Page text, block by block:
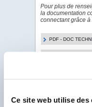
Ce site web utilise des
PDF - DOC
PDF - FICHE DE
Pour plus de
la documentation
connectant grâce